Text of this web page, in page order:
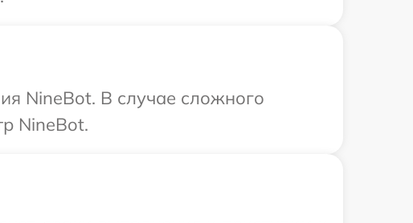
NineBot. В случае сложного
NineBot.